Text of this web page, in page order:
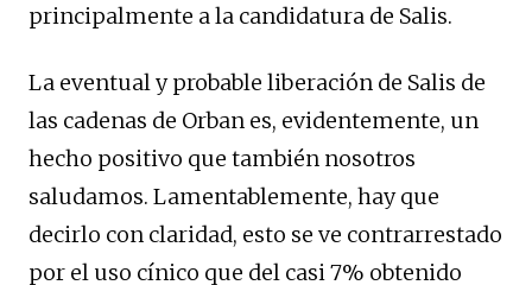
principalmente a la candidatura de Salis.
La eventual y probable liberación de Salis de
las cadenas de Orban es, evidentemente, un
hecho positivo que también nosotros
saludamos. Lamentablemente, hay que
decirlo con claridad, esto se ve contrarrestado
por el uso cínico que del casi 7% obtenido